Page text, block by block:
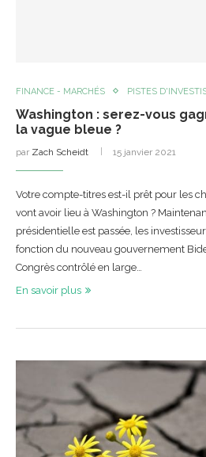
FINANCE - MARCHÉS PISTES
Washington : serez-vous
la vague bleue ?
par Zach Scheidt 15 janvier 2021
Votre compte-titres est-il prêt pour les
vont avoir lieu à Washington ?
présidentielle est passée, les
fonction du nouveau gouvernement
Congrès contrôlé en large…
En savoir plus